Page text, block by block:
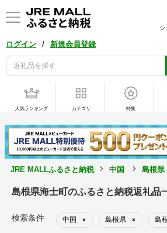
ログイン / 新規会員登録
シ
人気ランキング カテゴリ 特集
JRE MALLふるさと納税 中国 島根県
島根県海士町のふるさと納税返礼品
検索条件 中国 × 島根県 × 島